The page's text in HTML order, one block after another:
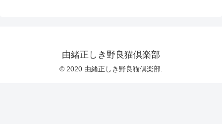
由緒正しき野良猫倶楽部
© 2020 由緒正しき野良猫倶楽部.